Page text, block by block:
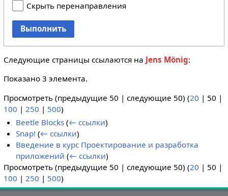
Скрыть перенаправления
Выполнить
Следующие страницы ссылаются на Jens Mönig:
Показано 3 элемента.
Просмотреть (предыдущие 50 | следующие 50) (20 | 50 |
100 | 250 | 500)
Beetle Blocks (← ссылки)
Snap! (← ссылки)
Введение в курс Проектирование и разработка
приложений (← ссылки)
Просмотреть (предыдущие 50 | следующие 50) (20 | 50 |
100 | 250 | 500)